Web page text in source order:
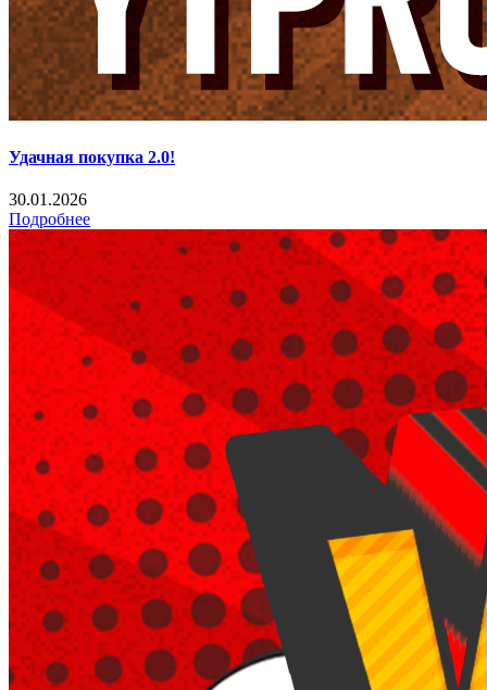
Удачная покупка 2.0!
30.01.2026
Подробнее